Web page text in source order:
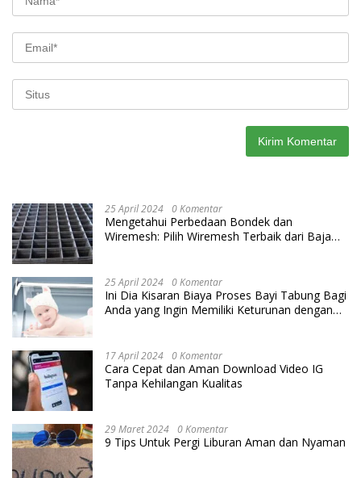
25 April 2024 0 Komentar
Mengetahui Perbedaan Bondek dan
Wiremesh: Pilih Wiremesh Terbaik dari Baja
25 April 2024 0 Komentar
Ini Dia Kisaran Biaya Proses Bayi Tabung Bagi
Anda yang Ingin Memiliki Keturunan dengan
17 April 2024 0 Komentar
Cara Cepat dan Aman Download Video IG
Tanpa Kehilangan Kualitas
29 Maret 2024 0 Komentar
9 Tips Untuk Pergi Liburan Aman dan Nyaman